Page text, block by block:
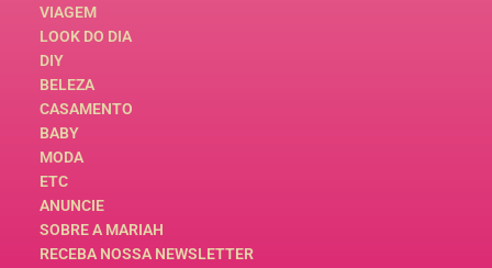
VIAGEM
LOOK DO DIA
DIY
BELEZA
CASAMENTO
BABY
MODA
ETC
ANUNCIE
SOBRE A MARIAH
RECEBA NOSSA NEWSLETTER